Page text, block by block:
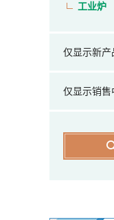
工业炉
仅显示新产
仅显示销售